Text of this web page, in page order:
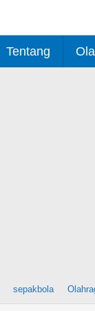
Tentang
sepakbola